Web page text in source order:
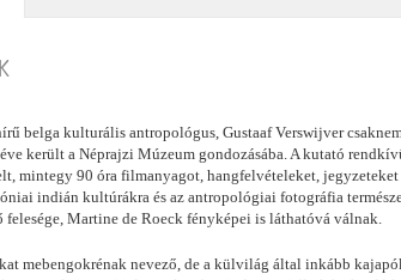
belga kulturális antropológus, Gustaaf Verswijver
került a Néprajzi Múzeum gondozásába. A kutató
mintegy 90 óra filmanyagot, hangfelvételeket,
indián kultúrákra és az antropológiai fotográfia
felesége, Martine de Roeck fényképei is láthatóvá válnak.
mebengokrénak nevező, de a külvilág által inkább